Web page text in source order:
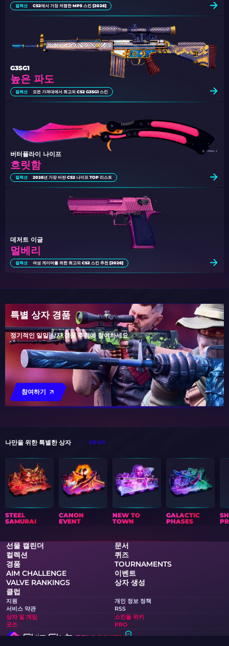
컬렉션 CS2에서 가장 저렴한 MP5 스킨 [2026]
높은 파도
G3SG1
컬렉션 모든 가격대에서 최고의 CS2 G3SG1 스킨
흐릿함
버터플라이 나이프
컬렉션 2026년 가장 비싼 CS2 나이프 TOP 리스트
멀베리
데저트 이글
컬렉션 여성 게이머를 위한 최고의 CS2 스킨 추천 [2026]
특별 상자 경품
정기적인 일일 상자 경품 추첨에 참여하세요
참여하기
나만을 위한 특별한 상자 모든 상자
STEEL
SAMURAI
CANON
EVENT
NEW TO
TOWN
GALACTIC
PHASES
선물 캘린더
문서
컬렉션
퀴즈
경품
TOURNAMENTS
AIM CHALLENGE
이벤트
VALVE RANKINGS
상자 생성
클럽
지원
개인 정보 정책
서비스 약관
RSS
상자 및 게임
스킨들 위키
굿즈
PRO